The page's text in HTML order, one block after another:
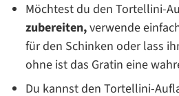
Möchtest du den Tortellini-
zubereiten,verwende
für den Schinken oder lass
ohne ist das Gratin eine
Du kannst den Tortellini-